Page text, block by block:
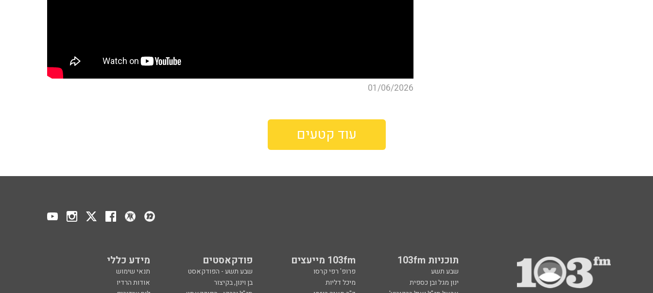
01/06/2026
עוד קטעים
תוכניות 103fm 103fm מייעצים פודקאסטים מידע כללי
שבע תשע פרופ' רפי קרסו שבע תשע - הפודקאסט
תנאי שימוש
ינון מגל ובן כספית
מיכל דליות בן וינון, בקיצור
אודות הרדיו